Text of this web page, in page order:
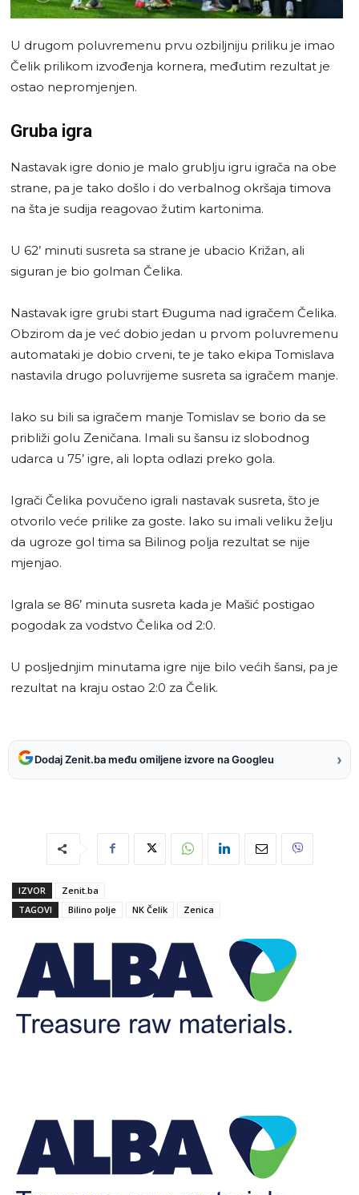
U drugom poluvremenu prvu ozbiljniju priliku je imao
Čelik prilikom izvođenja kornera, međutim rezultat je
ostao nepromjenjen.
Gruba igra
Nastavak igre donio je malo grublju igru igrača na obe
strane, pa je tako došlo i do verbalnog okršaja timova
na šta je sudija reagovao žutim kartonima.
U 62’ minuti susreta sa strane je ubacio Križan, ali
siguran je bio golman Čelika.
Nastavak igre grubi start Đuguma nad igračem Čelika.
Obzirom da je već dobio jedan u prvom poluvremenu
automataki je dobio crveni, te je tako ekipa Tomislava
nastavila drugo poluvrijeme susreta sa igračem manje.
Iako su bili sa igračem manje Tomislav se borio da se
približi golu Zeničana. Imali su šansu iz slobodnog
udarca u 75’ igre, ali lopta odlazi preko gola.
Igrači Čelika povučeno igrali nastavak susreta, što je
otvorilo veće prilike za goste. Iako su imali veliku želju
da ugroze gol tima sa Bilinog polja rezultat se nije
mjenjao.
Igrala se 86’ minuta susreta kada je Mašić postigao
pogodak za vodstvo Čelika od 2:0.
U posljednjim minutama igre nije bilo većih šansi, pa je
rezultat na kraju ostao 2:0 za Čelik.
Dodaj Zenit.ba među omiljene izvore na Googleu ›
IZVOR
Zenit.ba
TAGOVI
Bilino polje NK Čelik Zenica